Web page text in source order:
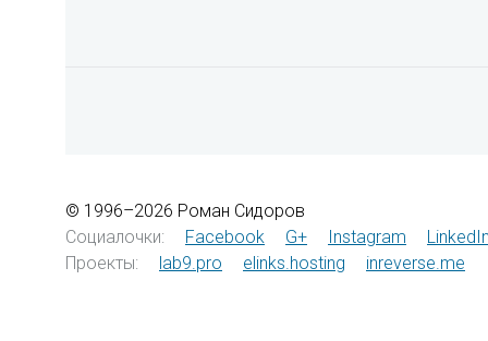
© 1996–2026 Роман Сидоров
Социалочки:
Facebook G+ Instagram
Проекты:
lab9.pro elinks.hosting inreverse.me